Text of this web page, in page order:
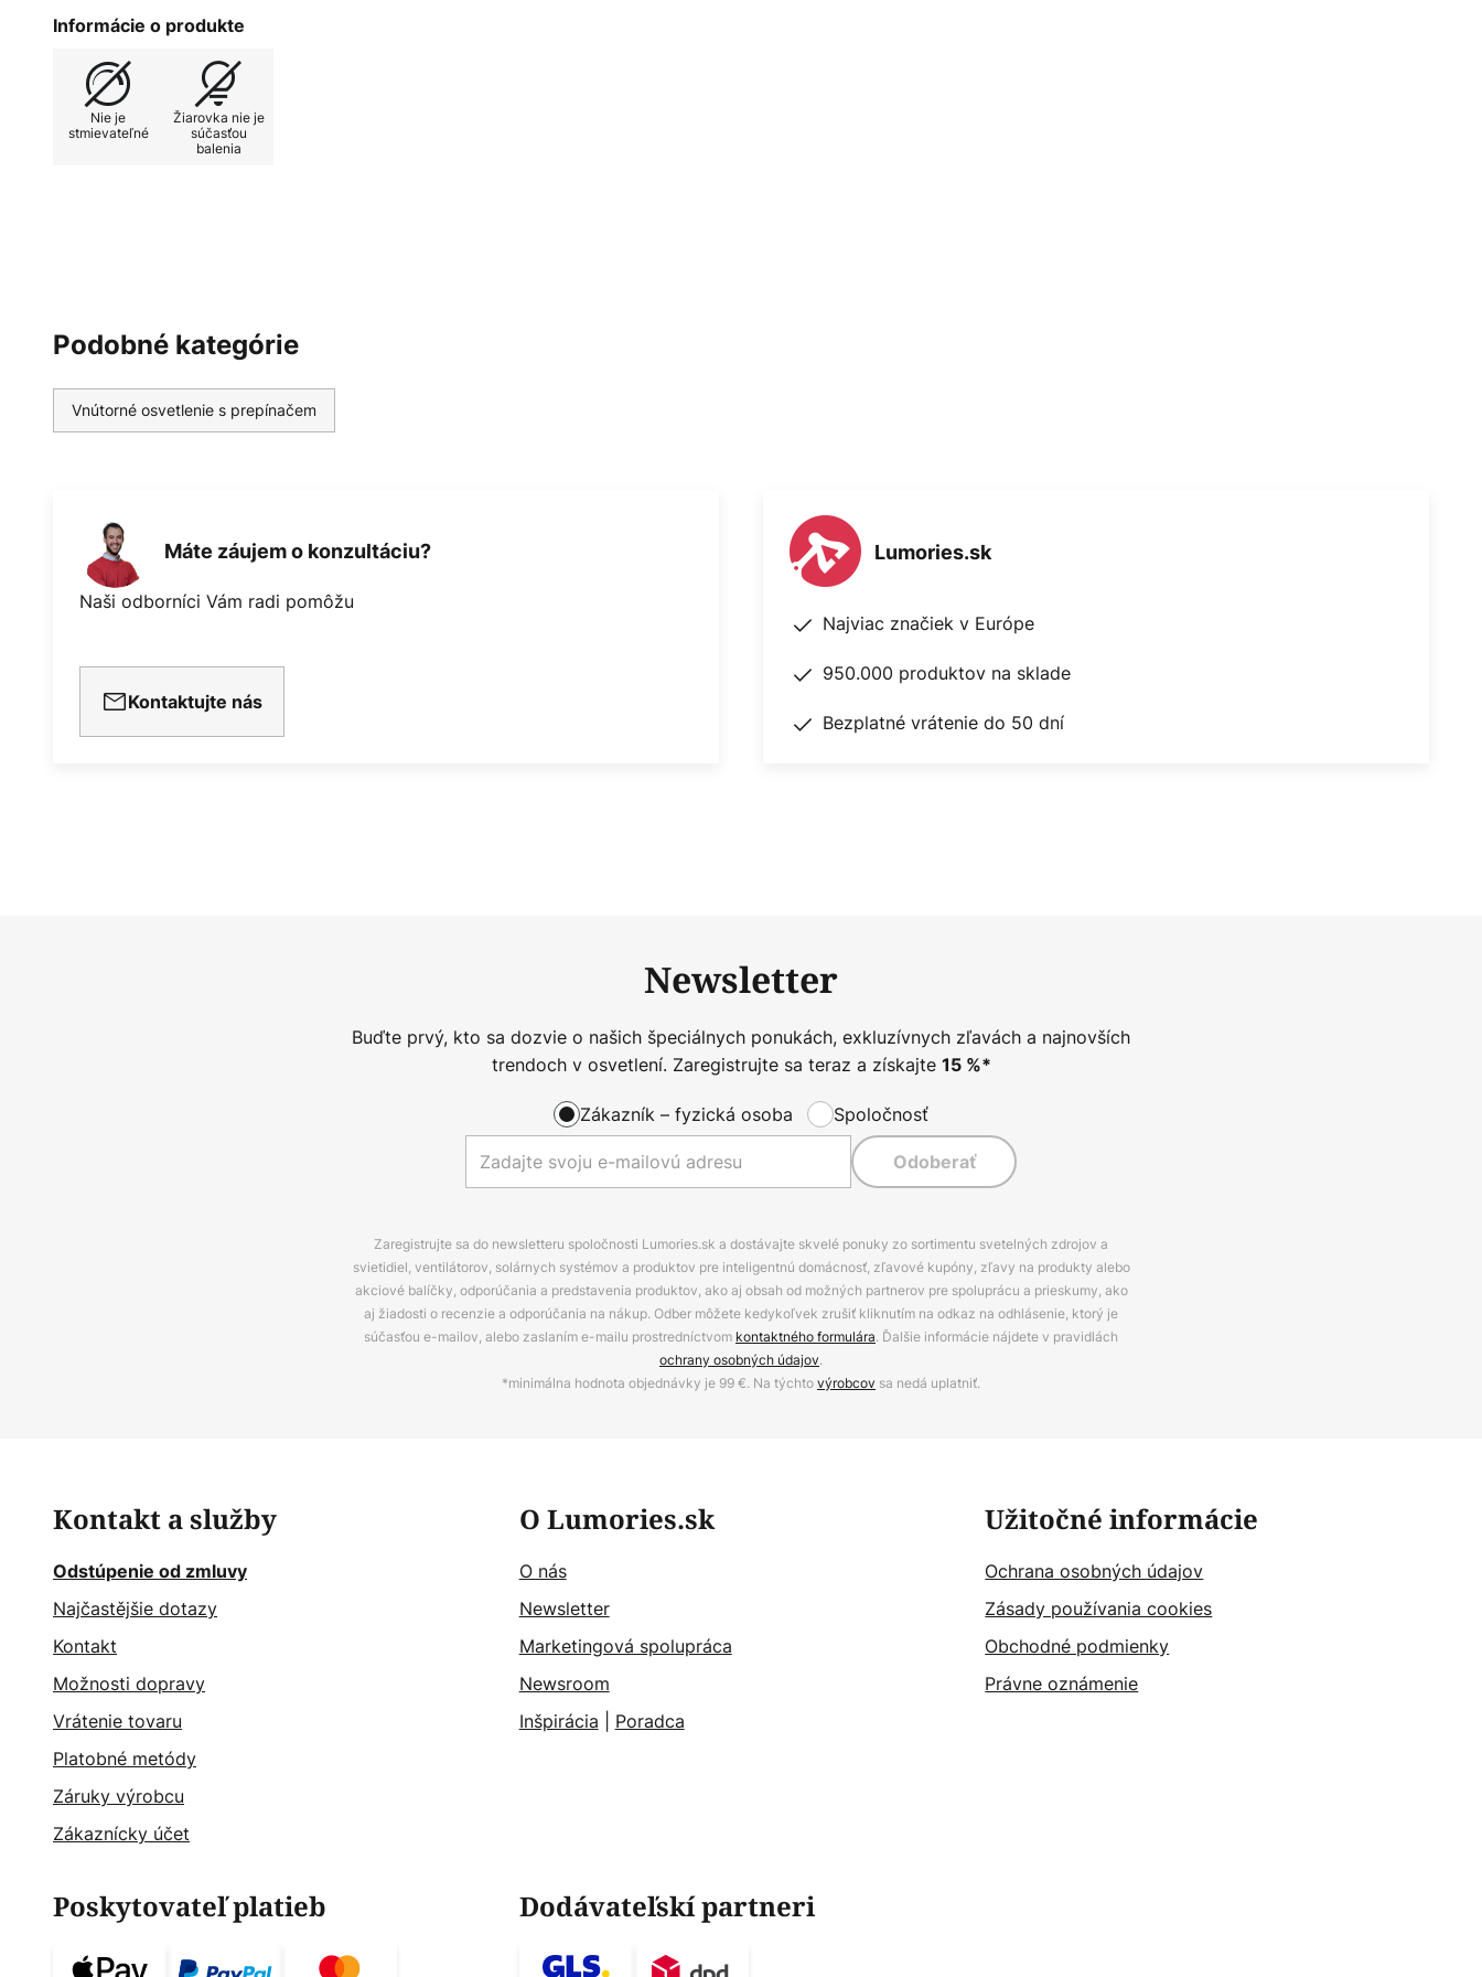
pretože je vybavená nabíjateľnou batériou (nabíjací kábel z USB
na micro USB je súčasťou dodávky). Hríbovitý dizajn s konkávnym
podstavcom z nehrdzavejúcej ocele a polkruhovým, rovnomerne
žiariacim tienidlom z opálového metakrylátu je absolútne
nadčasový a ladí s klasickými, modernými aj kreatívnymi
koncepciami zariaďovania.
Informácie o produkte
Nie je
stmievateľné
Žiarovka nie je
súčasťou
balenia
Podobné kategórie
Vnútorné osvetlenie s prepínačem
Máte záujem o konzultáciu?
Naši odborníci Vám radi pomôžu
Kontaktujte nás
Lumories.sk
Najviac značiek v Európe
950.000 produktov na sklade
Bezplatné vrátenie do 50 dní
Newsletter
Buďte prvý, kto sa dozvie o našich špeciálnych ponukách, exkluzívnych zľavách a najnovších
trendoch v osvetlení. Zaregistrujte sa teraz a získajte 15%*
Zákazník – fyzická osoba Spoločnosť
Odoberať
Zaregistrujte sa do newsletteru spoločnosti Lumories.sk a dostávajte skvelé ponuky zo sortimentu svetelných zdrojov a
svietidiel, ventilátorov, solárnych systémov a produktov pre inteligentnú domácnosť, zľavové kupóny, zľavy na produkty alebo
akciové balíčky, odporúčania a predstavenia produktov, ako aj obsah od možných partnerov pre spoluprácu a prieskumy, ako
aj žiadosti o recenzie a odporúčania na nákup. Odber môžete kedykoľvek zrušiť kliknutím na odkaz na odhlásenie, ktorý je
súčasťou e-mailov, alebo zaslaním e-mailu prostredníctvom kontaktného formulára. Ďalšie informácie nájdete v pravidlách
ochrany osobných údajov.
*minimálna hodnota objednávky je 99 €. Na týchtovýrobcov sa nedá uplatniť.
Kontakt a služby
Odstúpenie od zmluvy
Najčastějšie dotazy
Kontakt
Možnosti dopravy
Vrátenie tovaru
Platobné metódy
Záruky výrobcu
Zákaznícky účet
O Lumories.sk
O nás
Newsletter
Marketingová spolupráca
Newsroom
Inšpirácia
Poradca
Užitočné informácie
Ochrana osobných údajov
Zásady používania cookies
Obchodné podmienky
Právne oznámenie
Poskytovateľ platieb Dodávateľskí partneri